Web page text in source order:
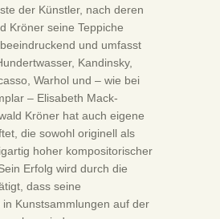
der Künstler, nach deren
Kröner seine Teppiche
und umfasst
Kandinsky,
Warhol und – wie bei
– Elisabeth Mack-
Kröner hat auch eigene
die sowohl originell als
hoher kompositorischer
Erfolg wird durch die
dass seine
in Kunstsammlungen auf der